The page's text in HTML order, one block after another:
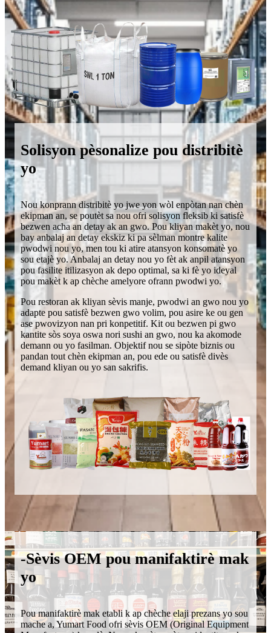
Solisyon pèsonalize pou distribitè
yo
Nou konprann distribitè yo jwe yon wòl enpòtan nan chèn
ekipman an, se poutèt sa nou ofri solisyon fleksib ki satisfè
bezwen acha an detay ak an gwo. Pou kliyan makèt yo, nou
bay anbalaj an detay ekskiz ki pa sèlman montre kalite
pwodwi nou yo, men tou ki atire atansyon konsomatè yo
sou etajè yo. Anbalaj an detay nou yo fèt ak anpil atansyon
pou fasilite itilizasyon ak depo optimal, sa ki fè yo ideyal
pou makèt k ap chèche amelyore ofrann pwodwi yo.
Pou restoran ak kliyan sèvis manje, pwodwi an gwo nou yo
adapte pou satisfè bezwen gwo volim, pou asire ke ou gen
ase pwovizyon nan pri konpetitif. Kit ou bezwen pi gwo
kantite sòs soya oswa nori sushi an gwo, nou ka akomode
demann ou yo fasilman. Objektif nou se sipòte biznis ou
pandan tout chèn ekipman an, pou ede ou satisfè divès
demand kliyan ou yo san sakrifis.
-Sèvis OEM pou manifaktirè mak
yo
Pou manifaktirè mak etabli k ap chèche elaji prezans yo sou
mache a, Yumart Food ofri sèvis OEM (Original Equipment